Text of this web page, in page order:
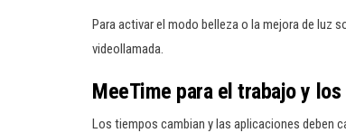
Para activar el modo belleza o la mejora de luz
videollamada.
MeeTime para el trabajo y
Los tiempos cambian y las aplicaciones deben